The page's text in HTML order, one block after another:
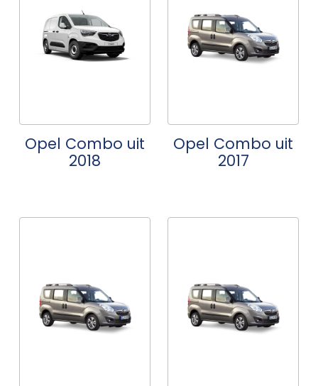
Opel Combo uit
2018
Opel Combo uit
2017